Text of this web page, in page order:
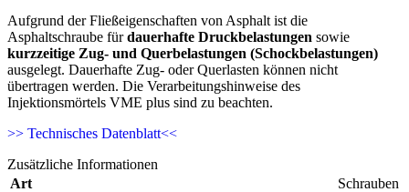
Aufgrund der Fließeigenschaften von Asphalt ist die
Asphaltschraube fürdauerhafte Druckbelastungen sowie
kurzzeitige Zug- und Querbelastungen (Schockbelastungen)
ausgelegt. Dauerhafte Zug- oder Querlasten können nicht
übertragen werden. Die Verarbeitungshinweise des
Injektionsmörtels VME plus sind zu beachten.
>> Technisches Datenblatt<<
Zusätzliche Informationen
Art
Schrauben